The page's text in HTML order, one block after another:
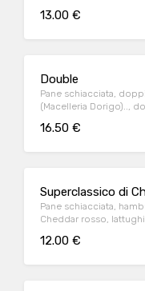
13.00 €
Double
Pane schiacciata,
(Macelleria Dorigo)..,
16.50 €
Superclassico di
Pane schiacciata,
Cheddar rosso,
12.00 €